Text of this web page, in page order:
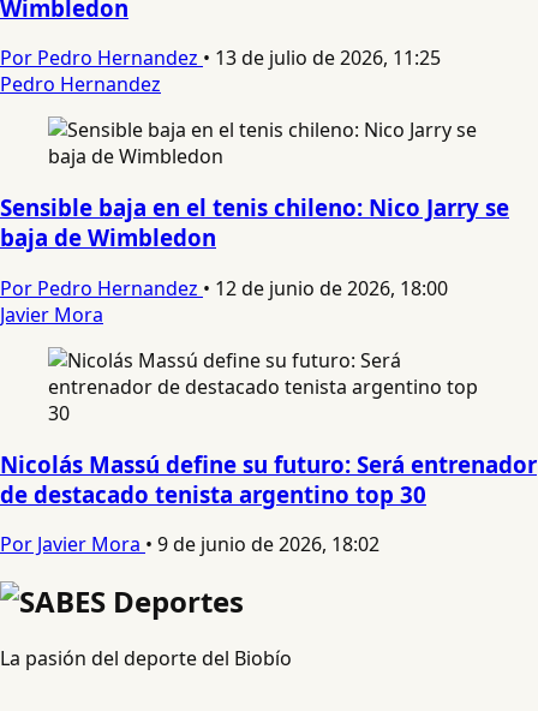
Wimbledon
Por Pedro Hernandez • 13 de julio de 2026, 11:25
Pedro Hernandez
Sensible baja en el tenis chileno: Nico Jarry se
baja de Wimbledon
Por Pedro Hernandez • 12 de junio de 2026, 18:00
Javier Mora
Nicolás Massú define su futuro: Será entrenador
de destacado tenista argentino top 30
Por Javier Mora • 9 de junio de 2026, 18:02
La pasión del deporte del Biobío